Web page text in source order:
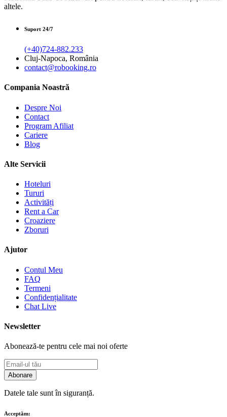
altele.
Suport 24/7
(+40)724-882.233
Cluj-Napoca, România
contact@robooking.ro
Compania Noastră
Despre Noi
Contact
Program Afiliat
Cariere
Blog
Alte Servicii
Hoteluri
Tururi
Activități
Rent a Car
Croaziere
Zboruri
Ajutor
Contul Meu
FAQ
Termeni
Confidențialitate
Chat Live
Newsletter
Abonează-te pentru cele mai noi oferte
Abonare
Datele tale sunt în siguranță.
Acceptăm: